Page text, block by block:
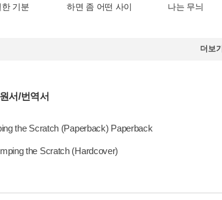
기분 하면 좀 어떤 사이 나는 무늬
더보기
서/번역서
the Scratch (Paperback) Paperback
the Scratch (Hardcover)